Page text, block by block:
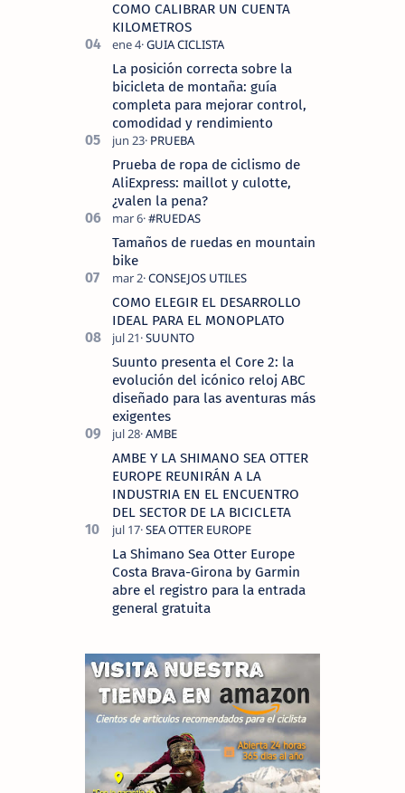
COMO CALIBRAR UN CUENTA
KILOMETROS
La posición correcta sobre la
bicicleta de montaña: guía
completa para mejorar control,
comodidad y rendimiento
Prueba de ropa de ciclismo de
AliExpress: maillot y culotte,
¿valen la pena?
Tamaños de ruedas en mountain
bike
COMO ELEGIR EL DESARROLLO
IDEAL PARA EL MONOPLATO
Suunto presenta el Core 2: la
evolución del icónico reloj ABC
diseñado para las aventuras más
exigentes
AMBE Y LA SHIMANO SEA OTTER
EUROPE REUNIRÁN A LA
INDUSTRIA EN EL ENCUENTRO
DEL SECTOR DE LA BICICLETA
La Shimano Sea Otter Europe
Costa Brava-Girona by Garmin
abre el registro para la entrada
general gratuita